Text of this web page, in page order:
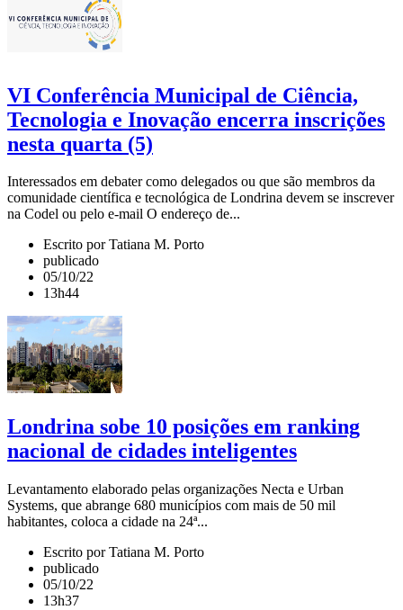
VI Conferência Municipal de Ciência,
Tecnologia e Inovação encerra inscrições
nesta quarta (5)
Interessados em debater como delegados ou que são membros da
comunidade científica e tecnológica de Londrina devem se inscrever
na Codel ou pelo e-mail O endereço de...
Escrito por Tatiana M. Porto
publicado
05/10/22
13h44
Londrina sobe 10 posições em ranking
nacional de cidades inteligentes
Levantamento elaborado pelas organizações Necta e Urban
Systems, que abrange 680 municípios com mais de 50 mil
habitantes, coloca a cidade na 24ª...
Escrito por Tatiana M. Porto
publicado
05/10/22
13h37